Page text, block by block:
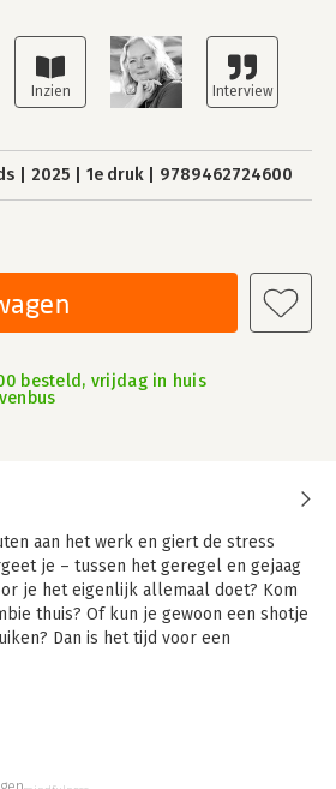
2025 1e druk 9789462724600
besteld, vrijdag in huis
aan het werk en giert de stress
je – tussen het geregel en gejaag
je het eigenlijk allemaal doet? Kom
thuis? Of kun je gewoon een shotje
Dan is het tijd voor een